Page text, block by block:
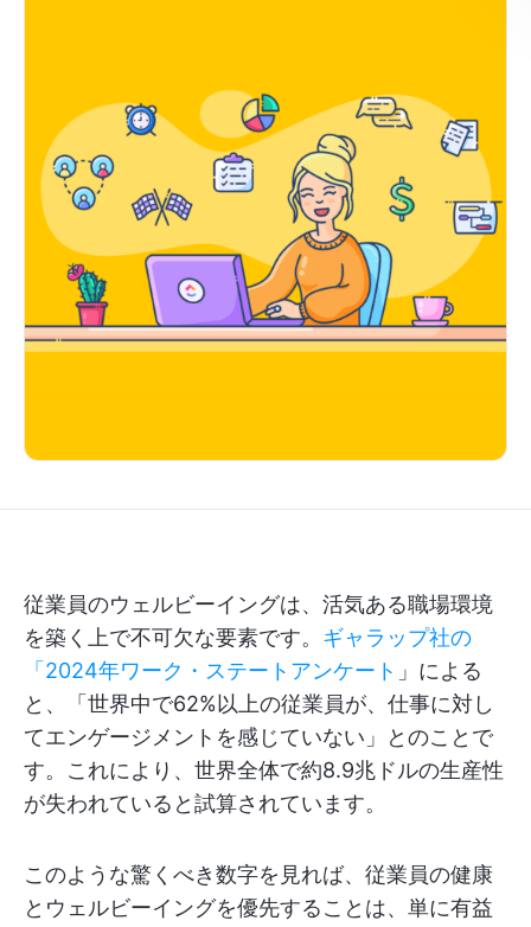
従業員のウェルビーイングは、活気ある職場環境
を築く上で不可欠な要素です。 ギャラップ社の
「2024年ワーク・ステートアンケート 」による
と、「世界中で62%以上の従業員が、仕事に対し
てエンゲージメントを感じていない」とのことで
す。これにより、世界全体で約8.9兆ドルの生産性
が失われていると試算されています。
このような驚くべき数字を見れば、従業員の健康
とウェルビーイングを優先することは、単に有益